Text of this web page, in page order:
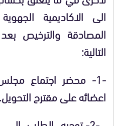
الى الاكاديمية
المصادقة والترخيص
التالية:
-1- محضر اجتماع
اعضائه على مقترح التحويل.